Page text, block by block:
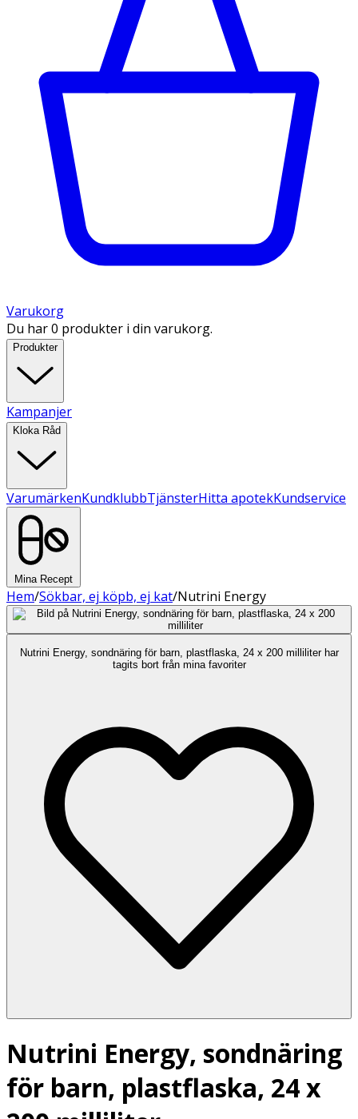
Varukorg
Du har 0 produkter i din varukorg.
Produkter
Kampanjer
Kloka Råd
VarumärkenKundklubbTjänsterHitta apotekKundservice
Mina Recept
Hem/Sökbar, ej köpb, ej kat/Nutrini Energy
Nutrini Energy, sondnäring för barn, plastflaska, 24 x 200 milliliter har
tagits bort från mina favoriter
Nutrini Energy, sondnäring
för barn, plastflaska, 24 x